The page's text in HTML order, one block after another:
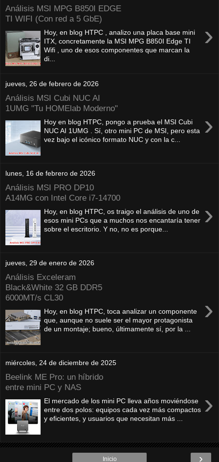
Análisis MSI MPG B850I EDGE
TI WIFI (Con red a 5 GbE)
›
Hoy, en blog HTPC , analizo una placa base mini
ITX, concretamente la MSI MPG B850I Edge TI
Wifi , uno de esos componentes que marcan la
di...
jueves, 26 de febrero de 2026
Análisis MSI Cubi NUC AI
1UMG "Tu HOMElab Moderno"
›
Hoy en blog HTPC, pongo a prueba el MSI Cubi
NUC AI 1UMG . Sí, otro mini PC de MSI, pero esta
vez bajo el icónico formato NUC y con la c...
lunes, 16 de febrero de 2026
Análisis MSI PRO DP10
A14MG con Intel Core i7-14700
›
Hoy, en blog HTPC, os traigo el análisis de uno de
esos mini PCs que a muchos nos encantaría tener
sobre el escritorio. Y no, no es porque...
jueves, 29 de enero de 2026
Análisis Exceleram
Black&White 32 GB DDR5
6000MT/s CL30
›
Hoy, en blog HTPC, toca analizar un componente
que, aunque no suele ser el mayor protagonista
de un montaje; bueno, últimamente sí, por la ...
miércoles, 24 de diciembre de 2025
Beelink ME Pro: un híbrido
entre mini PC y NAS
›
El mercado de los mini PC lleva años moviéndose
entre dos polos: equipos cada vez más compactos
y eficientes, y usuarios que necesitan más ...
›
Inicio